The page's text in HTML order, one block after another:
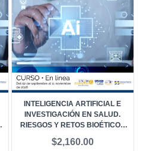
INTELIGENCIA ARTIFICIAL E
INVESTIGACIÓN EN SALUD.
RIESGOS Y RETOS BIOÉTICOS
COMUNIDAD UNAM
$2,160.00